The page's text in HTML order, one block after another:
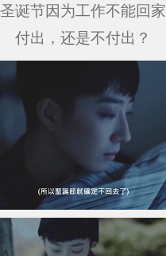
圣诞节因为工作不能回家
付出，还是不付出？